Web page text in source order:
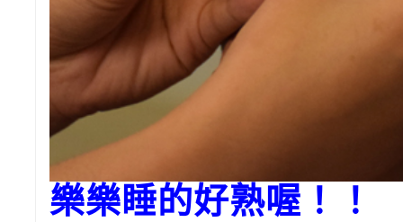
樂樂睡的好熟喔！！